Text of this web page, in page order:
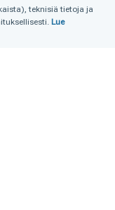
teknisiä tietoja ja
Lue